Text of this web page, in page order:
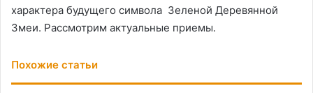
характера будущего символа Зеленой Деревянной
Змеи. Рассмотрим актуальные приемы.
Похожие статьи